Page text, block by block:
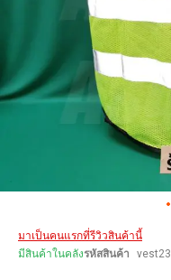
มาเป็นคนแรกที่รีวิวสินค้านี้
มีสินค้าในคลังรหัสสินค้า vest23